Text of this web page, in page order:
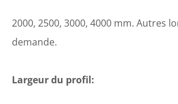
2000, 2500, 3000, 4000 mm. Autres
demande.
Largeur du profil: